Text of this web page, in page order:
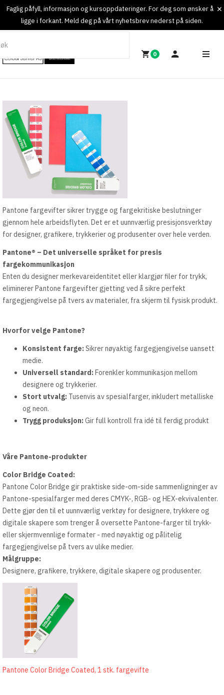
Faglig påfyll, informasjon og kursoppdateringer. For deg som ønsker å
ligge i forkant. Meld deg på vårt nyhetsbrev nederst på siden.
0
Pantone fargevifter sikrer trygge og fargekritiske beslutninger
gjennom hele arbeidsflyten. Det er et uunnværlig presisjonsverktøy
for designer, grafikere, trykkerier og produsenter over hele verden.
Pantone® – Det universelle språket for presis
fargekommunikasjon
Enten du designer merkevareidentitet eller klargjør filer for trykk,
eliminerer Pantone fargevifter gjetting ved å sikre perfekt
fargegjengivelse på tvers av materialer, fra skjerm til fysisk produkt.
Hvorfor velge Pantone?
Konsistent farge:Sikrer nøyaktig fargegjengivelse uansett
medie.
Universell standard: Forenkler kommunikasjon mellom
designere og trykkerier.
Stort utvalg: Tusenvis av spesialfarger, inkludert metalliske
og neon.
Trygg produksjon:Gir full kontroll fra idé til ferdig produkt
Våre Pantone-produkter
Color Bridge Coated:
Pantone Color Bridge gir praktiske side-om-side sammenligninger av
Pantone-spesialfarger med deres CMYK-, RGB- og HEX-ekvivalenter.
Dette gjør den til et uunnværlig verktøy for designere, trykkere og
digitale skapere som trenger å oversette Pantone-farger til trykk-
eller skjermvennlige formater - med nøyaktig og pålitelig
fargegjengivelse på tvers av ulike medier.
Målgruppe:
Designere, grafikere, trykkere, digitale skapere og produsenter.
Pantone Color Bridge Coated, 1 stk. fargevifte